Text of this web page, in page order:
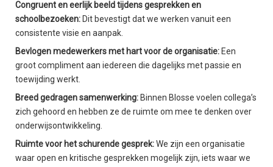
Congruent en eerlijk beeld tijdens gesprekken en
schoolbezoeken:Dit bevestigt dat we werken vanuit een
consistente visie en aanpak.
Bevlogen medewerkers met hart voor de organisatie:Een
groot compliment aan iedereen die dagelijks met passie en
toewijding werkt.
Breed gedragen samenwerking:Binnen Blosse voelen collega’s
zich gehoord en hebben ze de ruimte om mee te denken over
onderwijsontwikkeling.
Ruimte voor het schurende gesprek:We zijn een organisatie
waar open en kritische gesprekken mogelijk zijn, iets waar we